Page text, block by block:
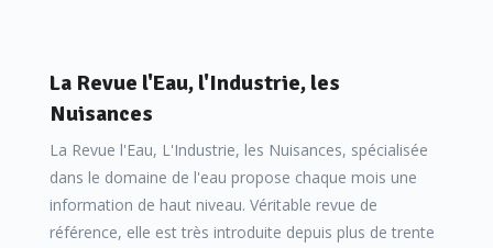
La Revue l'Eau, l'Industrie, les
Nuisances
La Revue l'Eau, L'Industrie, les Nuisances, spécialisée
dans le domaine de l'eau propose chaque mois une
information de haut niveau. Véritable revue de
référence, elle est très introduite depuis plus de trente